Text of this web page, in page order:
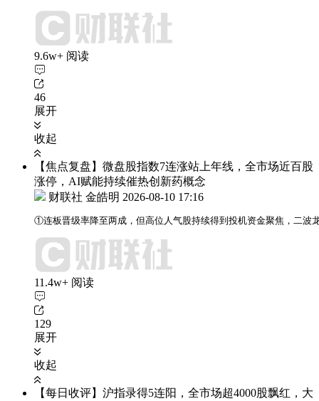
9.6w+ 阅读
46
展开
收起
【焦点复盘】微盘股指数7连涨站上年线，全市场近百股
涨停，AI赋能持续催热创新药概念
财联社 金皓明 2026-08-10 17:16
①连板晋级率降至两成，但高位人气股持续得到投机资金聚焦，二
11.4w+ 阅读
129
展开
收起
【每日收评】沪指录得5连阳，全市场超4000股飘红，大